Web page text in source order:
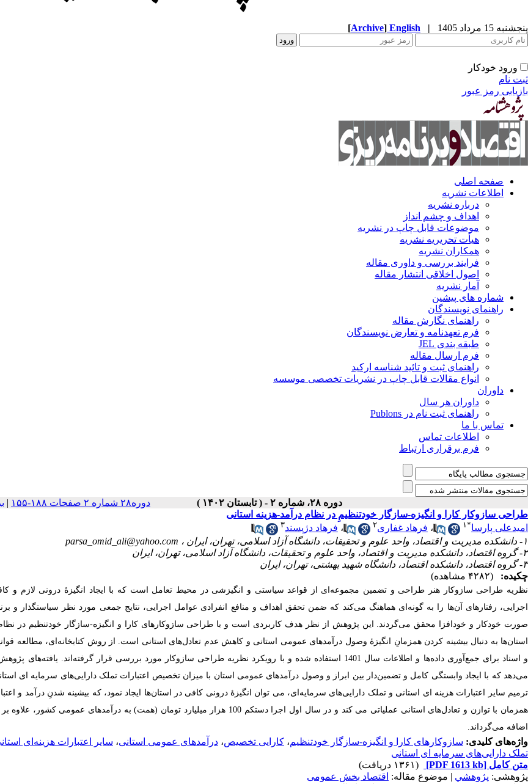
پنجشنبه 15 مرداد 1405 |
English
[Archive]
ورود خودکار
ثبت نام
بازیابی رمز عبور
صفحه اصلی
اطلاعات نشریه
درباره نشریه
اهداف و چشم انداز
موضوعات قابل چاپ در نشریه
هیأت تحریریه نشریه
همکاران نشریه
فرایند بررسی و داوری مقاله
اصول اخلاقی انتشار مقاله
آمار نشریه
شماره های پیشین
راهنمای نویسندگان
راهنمای نگارش مقاله
فرم تعهدنامه و تعارض نویسندگان
طبقه بندی JEL
فرم ارسال مقاله
راهنمای ثبت و تائید شناسه ارکید
انواع مقالات قابل چاپ در نشریات تخصصی موسسه
داوران
داوران هر سال
راهنمای ثبت نام در Publons
تماس با ما
اطلاعات تماس
فرم برقراری ارتباط
دوره ۲۸، شماره ۲ - ( تابستان ۱۴۰۲ ) دوره۲۸ شماره ۲ صفحات ۱۸۸-۱۵۵ |
طراحی سازوکار کارا و انگیزه-سازگار خودتنظیمِ در نظام درآمد-هزینه استانی
امیدعلی پارسا*۱ ، فرهاد غفاری۲ ، فرهاد دژپسند۳
۱- دانشکده مدیریت و اقتصاد، واحد علوم و تحقیقات، دانشگاه آزاد اسلامی، تهران، ایران ،
parsa_omid_ali@yahoo.com
۲- گروه اقتصاد، دانشکده مدیریت و اقتصاد، واحد علوم و تحقیقات، دانشگاه آزاد اسلامی، تهران، ایران
۳- گروه اقتصاد، دانشکده اقتصاد، دانشگاه شهید بهشتی، تهران، ایران
چکیده:
(۴۲۸۲ مشاهده)
نظریه طراحی سازوکار هنر طراحی و تضمین مجموعه‌ای از قواعد سیاستی و انگیزشی در محیط تعامل است که با ایجاد انگیزۀ درونی ‏لازم و
اجرایی، رفتارهای آن‌ها را به ‏گونه‌ای هماهنگ می‌کند که ضمن تحقق اهداف و منافع انفرادی عوامل اجرایی، نتایج ‏جمعی مورد نظر سیاستگذار و
صورت خودکار و خودافزا محقق می‌گردند. این پژوهش از نظر هدف کاربردی است و با ‏طراحی سازوکارهای کارا و انگیزه-سازگار خودتنظیم در نظام
استان‌ها به دنبال بیشینه کردن همزمانِ انگیزۀ وصول ‏درآمدهای عمومی استانی و کاهش عدم تعادل‌های استانی است. از روش کتابخانه‌ای، مطالعه
و اسناد برای ‏جمع‌آوری داده‌ها و اطلاعات سال 1401 استفاده شده و با رویکرد نظریه طراحی سازوکار مورد بررسی قرار گرفته‌اند.
می‌دهد که با ایجاد وابستگی کامل و تضمین‌دار بین ابراز و وصول درآمدهای عمومی استان با میزان تخصیص اعتبارات ‏تملک دارایی‌های سرمایه‏ ای
ترمیم سایر اعتبارات هزینه ‏ای استانی و تملک دارایی‌های سرمایه‌ای، می‏ توان انگیزۀ درونی کافی ‏در استان‌ها ایجاد نمود، که بیشینه شدنِ درآمد و
همزمان با توازن و تعادل‌های استانی عملیاتی می‏ کند و در سال اول اجرا ‏دست‏کم 100 هزار میلیارد تومان (همت) به درآمدهای عمومی
اضافه می‌گرداند.
واژه‌های کلیدی: سازوکارهای کارا و انگیزه-سازگار خودتنظیم، کارایی تخصیص، درآمدهای عمومی استانی‌، سایر اعتبارات هزینه‌ای
تملک دارایی‌های سرمایه‌ ای استانی
متن کامل [PDF 1613 kb]
(۱۳۶۱ دریافت)
پژوهشی: پژوهشي | موضوع مقاله: اقتصاد بخش عمومی